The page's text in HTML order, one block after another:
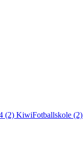
(2) KiwiFotballskole (2)